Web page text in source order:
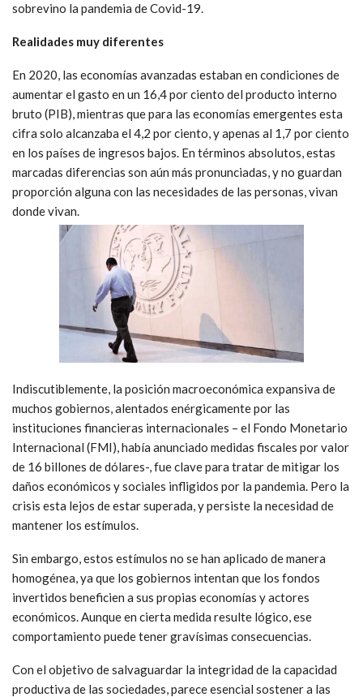
sobrevino la pandemia de Covid-19.
Realidades muy diferentes
En 2020, las economías avanzadas estaban en condiciones de
aumentar el gasto en un 16,4 por ciento del producto interno
bruto (PIB), mientras que para las economías emergentes esta
cifra solo alcanzaba el 4,2 por ciento, y apenas al 1,7 por ciento
en los países de ingresos bajos. En términos absolutos, estas
marcadas diferencias son aún más pronunciadas, y no guardan
proporción alguna con las necesidades de las personas, vivan
donde vivan.
Indiscutiblemente, la posición macroeconómica expansiva de
muchos gobiernos, alentados enérgicamente por las
instituciones financieras internacionales – el Fondo Monetario
Internacional (FMI), había anunciado medidas fiscales por valor
de 16 billones de dólares-, fue clave para tratar de mitigar los
daños económicos y sociales infligidos por la pandemia. Pero la
crisis esta lejos de estar superada, y persiste la necesidad de
mantener los estímulos.
Sin embargo, estos estímulos no se han aplicado de manera
homogénea, ya que los gobiernos intentan que los fondos
invertidos beneficien a sus propias economías y actores
económicos. Aunque en cierta medida resulte lógico, ese
comportamiento puede tener gravísimas consecuencias.
Con el objetivo de salvaguardar la integridad de la capacidad
productiva de las sociedades, parece esencial sostener a las